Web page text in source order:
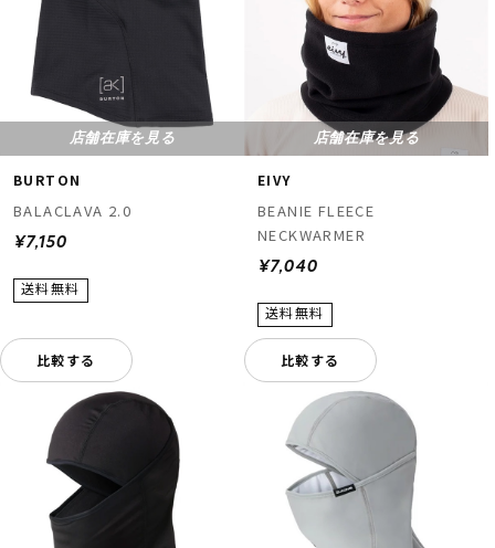
店舗在庫を見る
BURTON
BALACLAVA 2.0
¥7,150
比較する
店舗在庫を見る
EIVY
BEANIE FLEECE
NECKWARMER
¥7,040
比較する